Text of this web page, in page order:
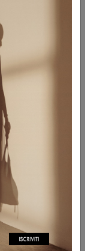
immediatamente
di ordine.
del tuo ordine con il
acquistati e alcune
magazzini entro
relativi al tuo
Customer Service).
avrà preso in carico il
NUMBER e
direttamente sul sito
Ti ricordiamo che il
successivo alla
registrato, potrai
I MIEI ORDINI,